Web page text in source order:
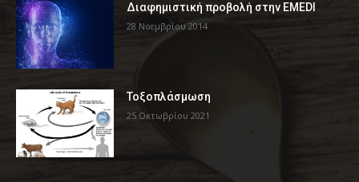
Διαφημιστική προβολή στην EMEDI
28 Νοεμβρίου 2014
Τοξοπλάσμωση
25 Οκτωβρίου 2021